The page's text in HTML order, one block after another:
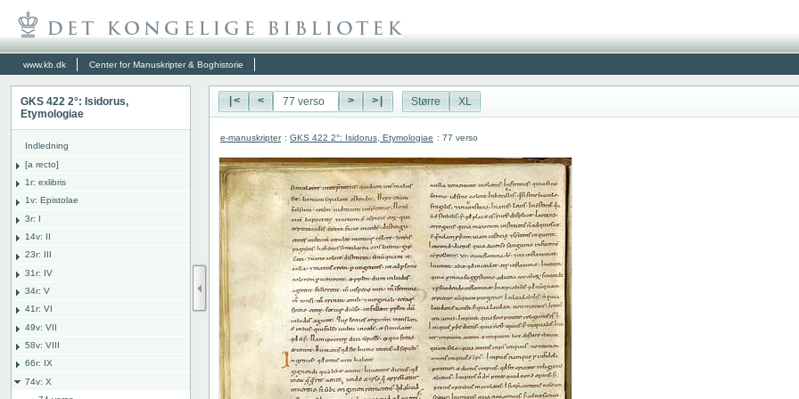
www.kb.dk Center for Manuskripter & Boghistorie
GKS 422 2°: Isidorus,
Etymologiae
Indledning
[a recto]
1r: exlibris
1v: Epistolae
3r: I
14v: II
23r: III
31r: IV
34r: V
41r: VI
49v: VII
58v: VIII
66r: IX
74v: X
|< < > >| Større XL
e-manuskripter : GKS 422 2°: Isidorus, Etymologiae : 77 verso